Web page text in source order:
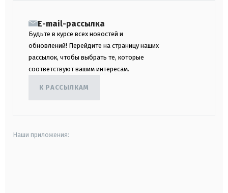
E-mail-рассылка
Будьте в курсе всех новостей и
обновлений! Перейдите на страницу наших
рассылок, чтобы выбрать те, которые
соответствуют вашим интересам.
К РАССЫЛКАМ
Наши приложения: